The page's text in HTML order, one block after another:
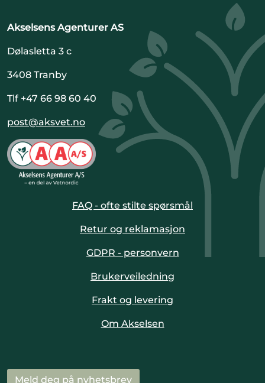
Akselsens Agenturer AS
Dølasletta 3 c
3408 Tranby
Tlf +47 66 98 60 40
post@aksvet.no
FAQ - ofte stilte spørsmål
Retur og reklamasjon
GDPR - personvern
Brukerveiledning
Frakt og levering
Om Akselsen
Meld deg på nyhetsbrev